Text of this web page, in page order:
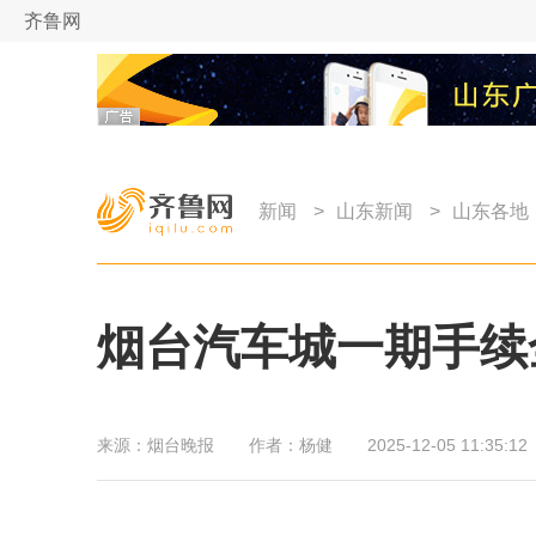
齐鲁网
新闻 > 山东新闻 > 山东各地
烟台汽车城一期手
来源： 烟台晚报 作者： 杨健 2025-12-05 11:35:12